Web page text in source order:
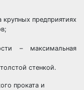
предприятиях
– максимальная
стенкой.
проката и